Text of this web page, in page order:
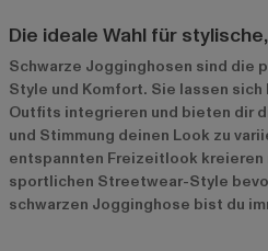
Die ideale Wahl für
Schwarze Jogginghosen sind die
Style und Komfort. Sie lassen
Outfits integrieren und bieten dir
und Stimmung deinen Look zu
entspannten Freizeitlook
sportlichen Streetwear-Style
schwarzen Jogginghose bist du